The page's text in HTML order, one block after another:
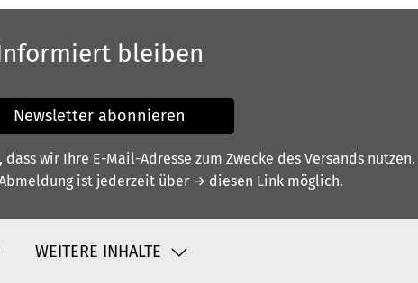
bleiben
Newsletter abonnieren
wir Ihre E-Mail-Adresse zum Zwecke des Versands
ist jederzeit über → diesen Link möglich.
WEITERE INHALTE